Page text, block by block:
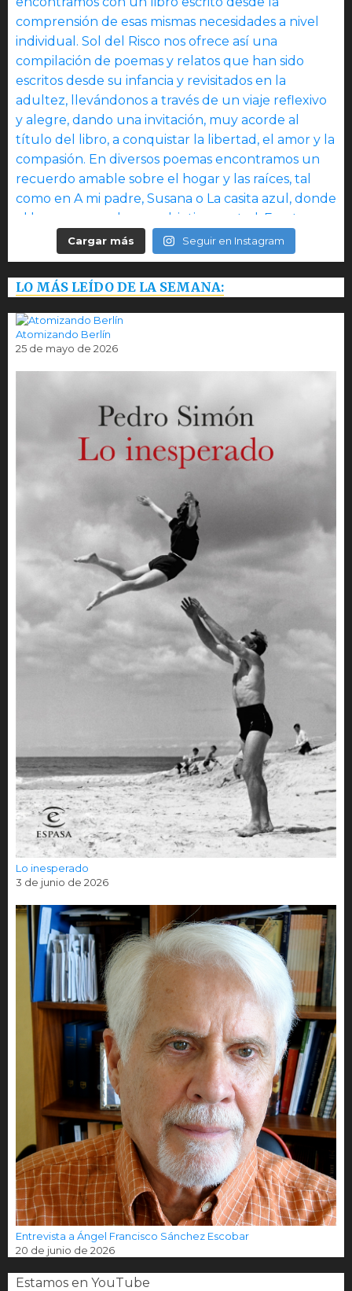
Cargar más Seguir en Instagram
LO MÁS LEÍDO DE LA SEMANA:
Atomizando Berlín
25 de mayo de 2026
Lo inesperado
3 de junio de 2026
Entrevista a Ángel Francisco Sánchez Escobar
20 de junio de 2026
Estamos en YouTube